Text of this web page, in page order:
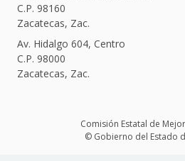
C.P. 98160
Zacatecas, Zac.
Av. Hidalgo 604, Centro
C.P. 98000
Zacatecas, Zac.
Comisión Estatal de
© Gobierno del Estado